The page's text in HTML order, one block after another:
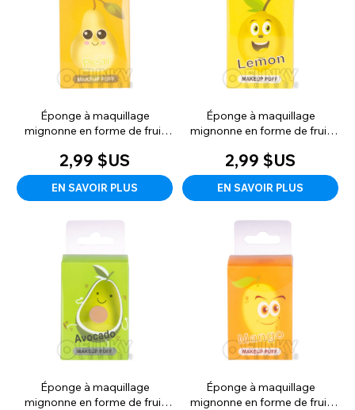
Éponge à maquillage
mignonne en forme de fruit
2,99 $US
EN SAVOIR PLUS
Éponge à maquillage
mignonne en forme de fruit
2,99 $US
EN SAVOIR PLUS
Éponge à maquillage
mignonne en forme de fruit
Éponge à maquillage
mignonne en forme de fruit